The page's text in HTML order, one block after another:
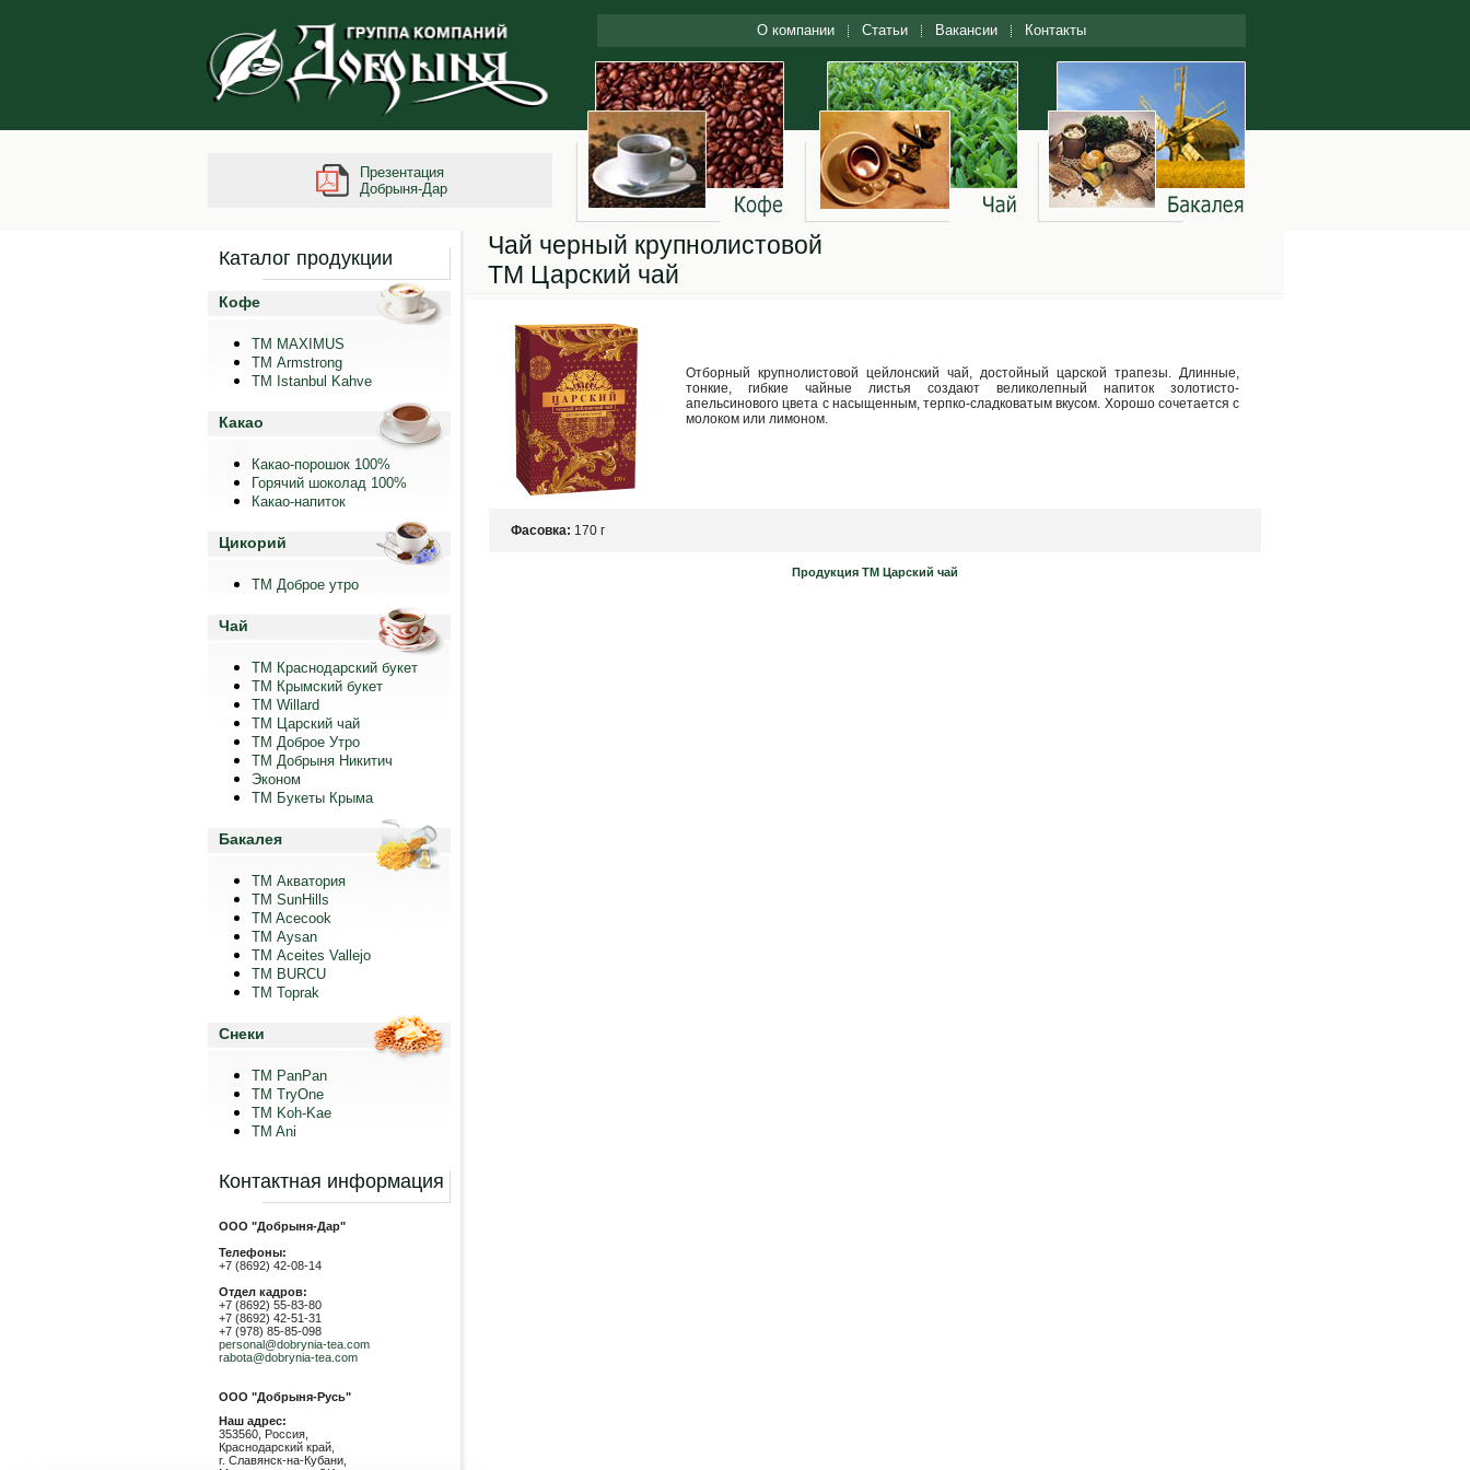
Презентация
Добрыня-Дар
О компании Статьи Вакансии Контакты
Каталог продукции
Кофе
ТМ MAXIMUS
ТМ Armstrong
TM Istanbul Kahve
Какао
Какао-порошок 100%
Горячий шоколад 100%
Какао-напиток
Цикорий
ТМ Доброе утро
Чай
ТМ Краснодарский букет
ТМ Крымский букет
ТМ Willard
ТМ Царский чай
ТМ Доброе Утро
ТМ Добрыня Никитич
Эконом
ТМ Букеты Крыма
Бакалея
ТМ Акватория
ТМ SunHills
TM Acecook
ТМ Aysan
ТМ Aceites Vallejo
TM BURCU
TM Toprak
Снеки
TM PanPan
ТМ TryOne
ТМ Koh-Kae
TM Ani
Контактная информация
ООО "Добрыня-Дар"
Телефоны:
+7 (8692) 42-08-14
Отдел кадров:
+7 (8692) 55-83-80
+7 (8692) 42-51-31
+7 (978) 85-85-098
personal@dobrynia-tea.com
rabota@dobrynia-tea.com
ООО "Добрыня-Русь"
Наш адрес:
353560, Россия,
Краснодарский край,
г. Славянск-на-Кубани,
Чай черный крупнолистовой
ТМ Царский чай
Отборный крупнолистовой цейлонский чай, достойный царской трапезы. Длинные,
тонкие, гибкие чайные листья создают великолепный напиток золотисто-
апельсинового цвета с насыщенным, терпко-сладковатым вкусом. Хорошо сочетается с
молоком или лимоном.
Фасовка: 170 г
Продукция ТМ Царский чай